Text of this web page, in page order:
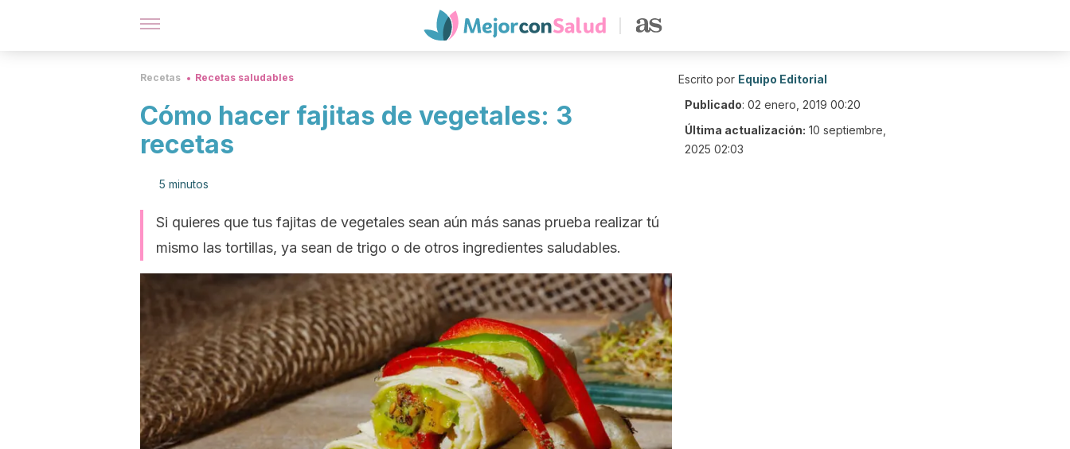
Recetas Recetas saludables
Cómo hacer fajitas de vegetales: 3
recetas
5 minutos
Si quieres que tus fajitas de vegetales sean aún más sanas prueba realizar tú
mismo las tortillas, ya sean de trigo o de otros ingredientes saludables.
Escrito por Equipo Editorial
Publicado: 02 enero, 2019 00:20
Última actualización: 10 septiembre,
2025 02:03